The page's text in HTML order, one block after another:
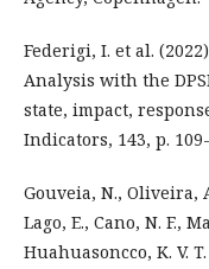
Federigi, I. et al.
Analysis with the
state, impact,
Indicators, 143, p.
Gouveia, N., Oliveira,
Lago, E., Cano, N. F.,
Huahuasoncco, K. V.